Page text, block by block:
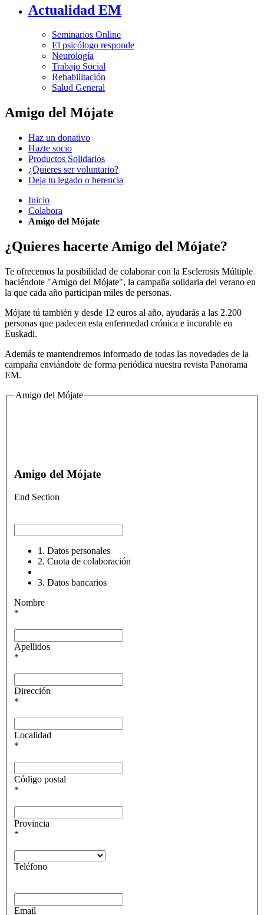
Actualidad EM
Seminarios Online
El psicólogo responde
Neurología
Trabajo Social
Rehabilitación
Salud General
Amigo del Mójate
Haz un donativo
Hazte socio
Productos Solidarios
¿Quieres ser voluntario?
Deja tu legado o herencia
Inicio
Colabora
Amigo del Mójate
¿Quieres hacerte Amigo del Mójate?
Te ofrecemos la posibilidad de colaborar con la Esclerosis Múltiple
haciéndote "Amigo del Mójate", la campaña solidaria del verano en
la que cada año participan miles de personas.
Mójate tú también y desde 12 euros al año, ayudarás a las 2.200
personas que padecen esta enfermedad crónica e incurable en
Euskadi.
Además te mantendremos informado de todas las novedades de la
campaña enviándote de forma periódica nuestra revista Panorama
EM.
Amigo del Mójate
Amigo del Mójate
End Section
1. Datos personales
2. Cuota de colaboración
3. Datos bancarios
Nombre
*
Apellidos
*
Dirección
*
Localidad
*
Código postal
*
Provincia
*
Teléfono
Email